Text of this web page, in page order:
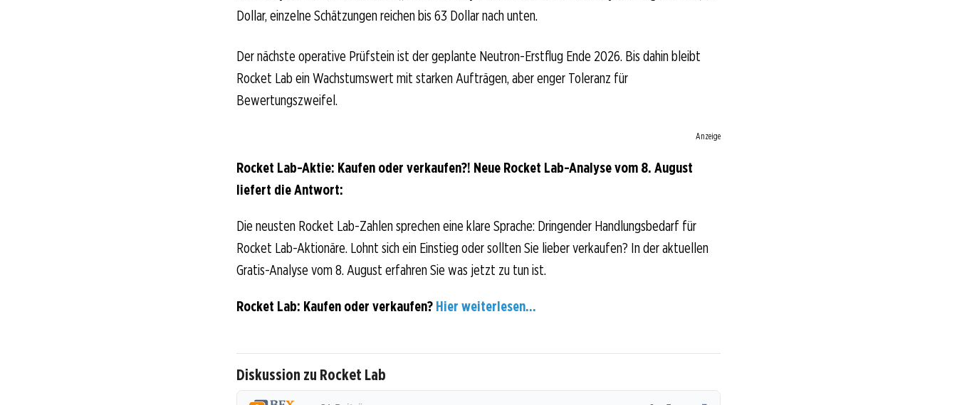
Dollar, einzelne Schätzungen reichen bis 63 Dollar nach unten.
Der nächste operative Prüfstein ist der geplante Neutron-Erstflug Ende 2026. Bis dahin bleibt
Rocket Lab ein Wachstumswert mit starken Aufträgen, aber enger Toleranz für
Bewertungszweifel.
Anzeige
Rocket Lab-Aktie: Kaufen oder verkaufen?! Neue Rocket Lab-Analyse vom 8. August
liefert die Antwort:
Die neusten Rocket Lab-Zahlen sprechen eine klare Sprache: Dringender Handlungsbedarf für
Rocket Lab-Aktionäre. Lohnt sich ein Einstieg oder sollten Sie lieber verkaufen? In der aktuellen
Gratis-Analyse vom 8. August erfahren Sie was jetzt zu tun ist.
Rocket Lab: Kaufen oder verkaufen? Hier weiterlesen...
Diskussion zu Rocket Lab